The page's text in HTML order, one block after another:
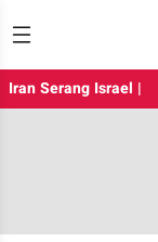
Iran Serang Israel |